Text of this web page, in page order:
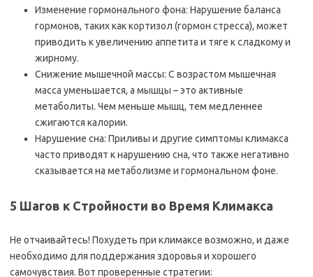
Изменение гормонального фона: Нарушение баланса
гормонов, таких как кортизол (гормон стресса), может
приводить к увеличению аппетита и тяге к сладкому и
жирному.
Снижение мышечной массы: С возрастом мышечная
масса уменьшается, а мышцы – это активные
метаболиты. Чем меньше мышц, тем медленнее
сжигаются калории.
Нарушение сна: Приливы и другие симптомы климакса
часто приводят к нарушению сна, что также негативно
сказывается на метаболизме и гормональном фоне.
5 Шагов к Стройности во Время Климакса
Не отчаивайтесь! Похудеть при климаксе возможно, и даже
необходимо для поддержания здоровья и хорошего
самочувствия. Вот проверенные стратегии: